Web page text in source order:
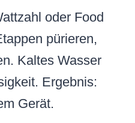
oder Food
pürieren,
Kaltes Wasser
Ergebnis:
Gerät.